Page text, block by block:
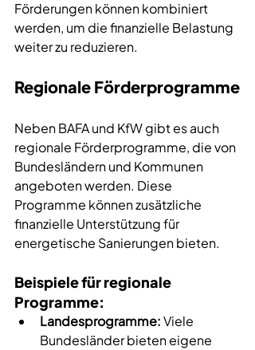
Förderungen können kombiniert
werden, um die finanzielle Belastung
weiter zu reduzieren.
Regionale Förderprogramme
Neben BAFA und KfW gibt es auch
regionale Förderprogramme, die von
Bundesländern und Kommunen
angeboten werden. Diese
Programme können zusätzliche
finanzielle Unterstützung für
energetische Sanierungen bieten.
Beispiele für regionale
Programme:
Landesprogramme: Viele
Bundesländer bieten eigene